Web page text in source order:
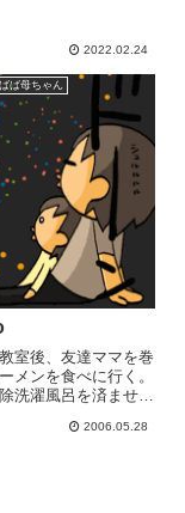
2022.02.24
ば母ちゃん
室後、友達ママを巻
メンを食べに行く。
洗濯風呂を済ませ夫
んちでお喋り (父と
ちの子にかかった
2006.05.28